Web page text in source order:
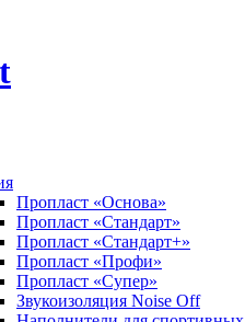
Пропласт «Основа»
Пропласт «Стандарт»
Пропласт «Стандарт+»
Пропласт «Профи»
Пропласт «Супер»
Звукоизоляция Noise Off